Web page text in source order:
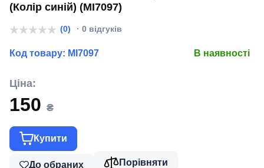
(Колір синій) (MI7097)
(0) · 0 відгуків
Код товару: MI7097 В наявності
Ціна:
150 ₴
Купити
До обраних Порівняти